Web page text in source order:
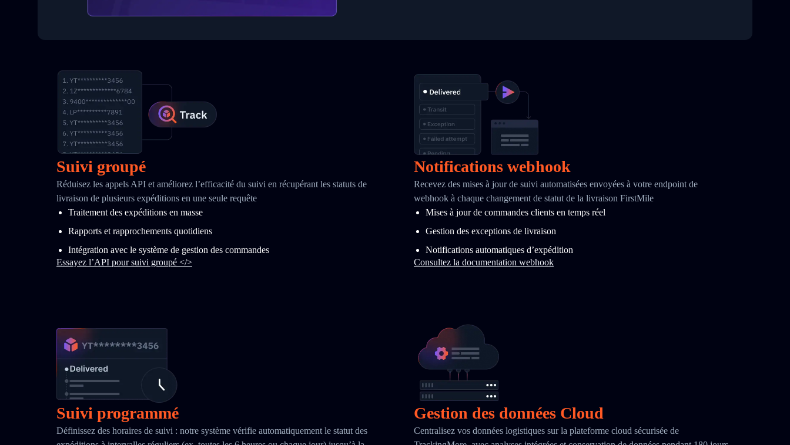
Suivi groupé
Réduisez les appels API et améliorez l’efficacité du suivi en récupérant les statuts de
livraison de plusieurs expéditions en une seule requête
Traitement des expéditions en masse
Rapports et rapprochements quotidiens
Intégration avec le système de gestion des commandes
Essayez l’API pour suivi groupé </>
Notifications webhook
Recevez des mises à jour de suivi automatisées envoyées à votre endpoint de
webhook à chaque changement de statut de la livraison FirstMile
Mises à jour de commandes clients en temps réel
Gestion des exceptions de livraison
Notifications automatiques d’expédition
Consultez la documentation webhook
Suivi programmé
Définissez des horaires de suivi : notre système vérifie automatiquement le statut des
Gestion des données Cloud
Centralisez vos données logistiques sur la plateforme cloud sécurisée de